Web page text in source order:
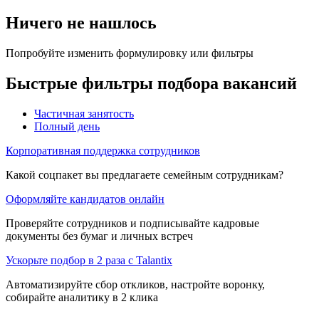
Ничего не нашлось
Попробуйте изменить формулировку или фильтры
Быстрые фильтры подбора вакансий
Частичная занятость
Полный день
Корпоративная поддержка сотрудников
Какой соцпакет вы предлагаете семейным сотрудникам?
Оформляйте кандидатов онлайн
Проверяйте сотрудников и подписывайте кадровые
документы без бумаг и личных встреч
Ускорьте подбор в 2 раза с Talantix
Автоматизируйте сбор откликов, настройте воронку,
собирайте аналитику в 2 клика